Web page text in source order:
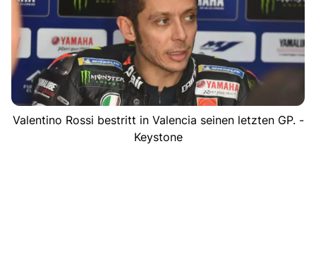
Valentino Rossi bestritt in Valencia seinen letzten GP. -
Keystone